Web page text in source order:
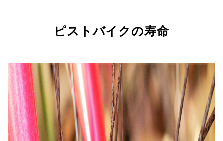
ピストバイクの寿命